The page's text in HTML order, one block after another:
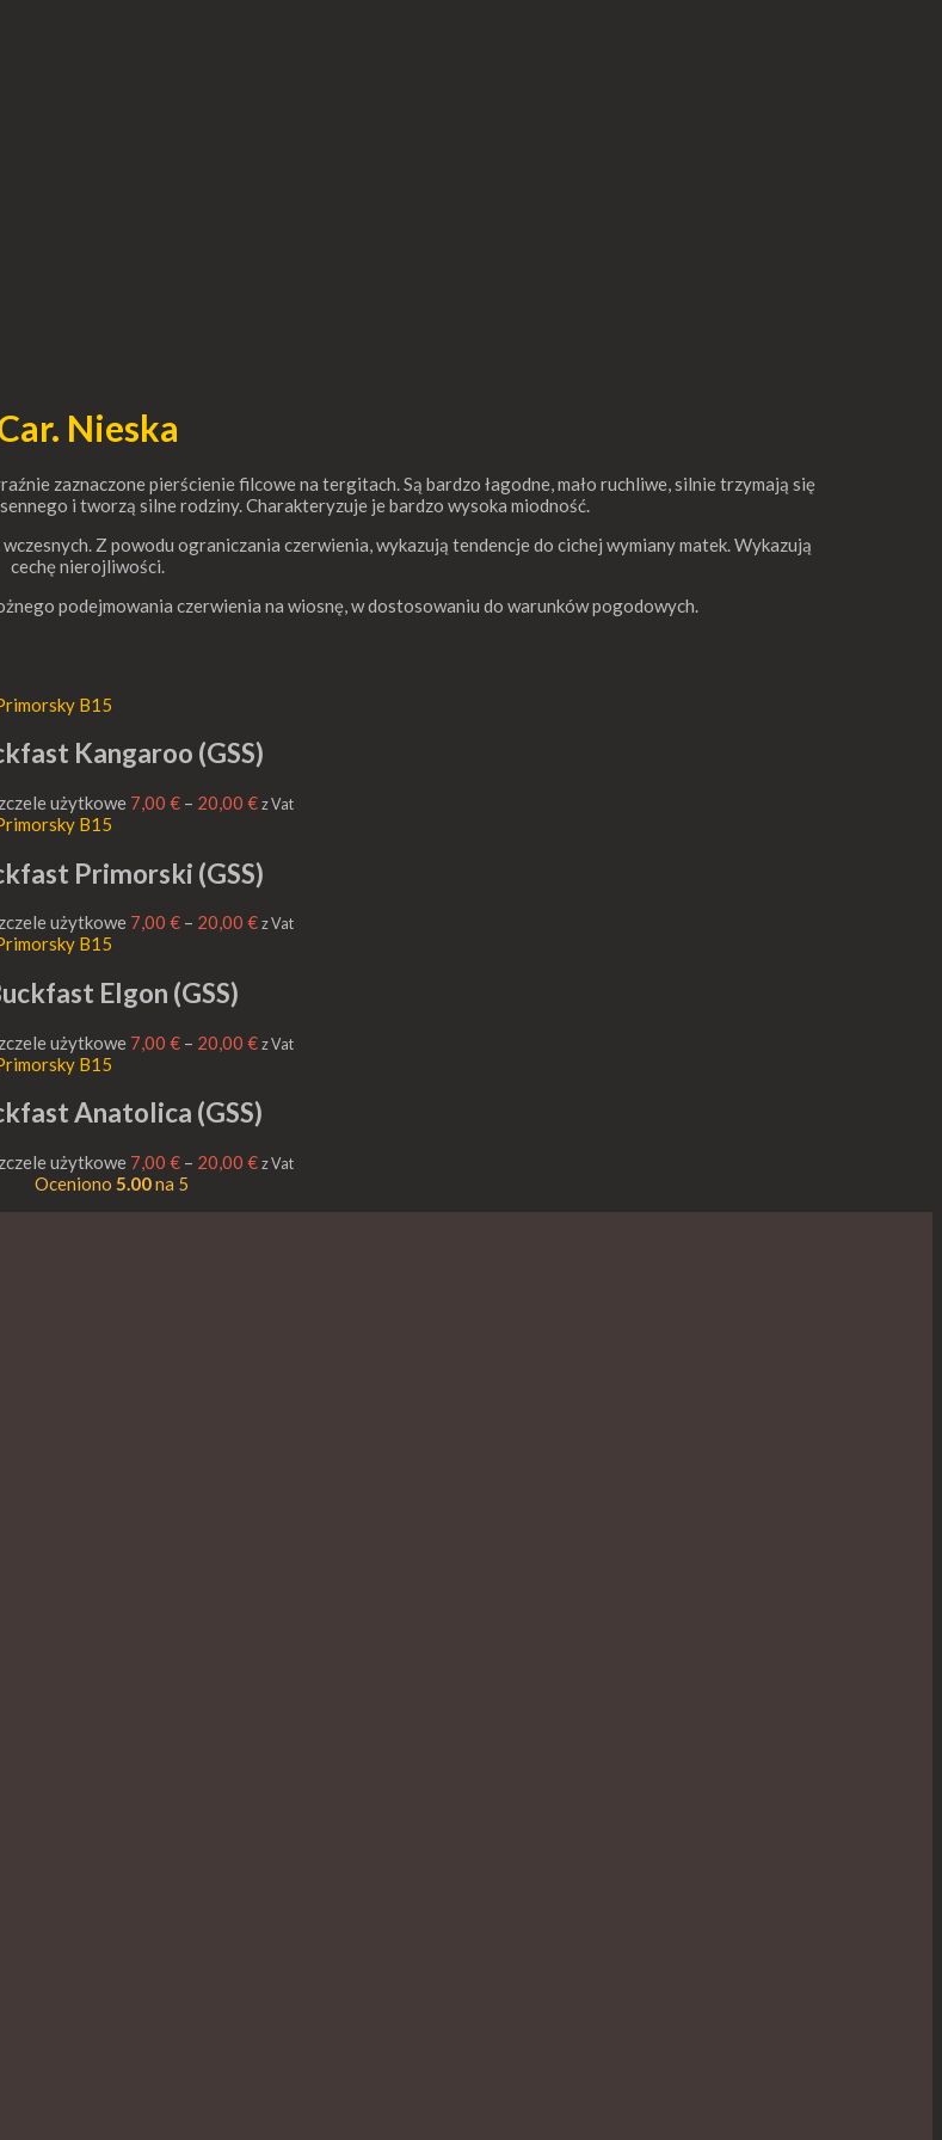
Nieska
zaznaczone pierścienie filcowe na tergitach. Są bardzo łagodne, mało ruchliwe, silnie trzymają się
i tworzą silne rodziny. Charakteryzuje je bardzo wysoka miodność.
Z powodu ograniczania czerwienia, wykazują tendencje do cichej wymiany matek. Wykazują
cechę nierojliwości.
podejmowania czerwienia na wiosnę, w dostosowaniu do warunków pogodowych.
Kangaroo (GSS)
użytkowe 7,00 € – 20,00 € z Vat
Primorski (GSS)
użytkowe 7,00 € – 20,00 € z Vat
Elgon (GSS)
użytkowe 7,00 € – 20,00 € z Vat
Anatolica (GSS)
użytkowe 7,00 € – 20,00 € z Vat
Oceniono 5.00na 5